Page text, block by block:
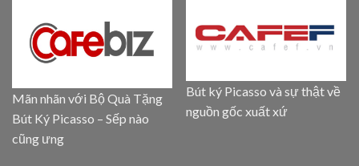
Mãn nhãn với Bộ Quà Tặng
Bút Ký Picasso – Sếp nào
cũng ưng
Bút ký Picasso và sự thật về
nguồn gốc xuất xứ